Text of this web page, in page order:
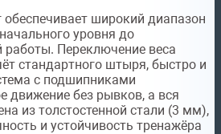
обеспечивает широкий диапазон
уровня до
работы. Переключение веса
стандартного штыря, быстро и
с подшипниками
движение без рывков, а вся
из толстостенной стали (3 мм),
и устойчивость тренажёра